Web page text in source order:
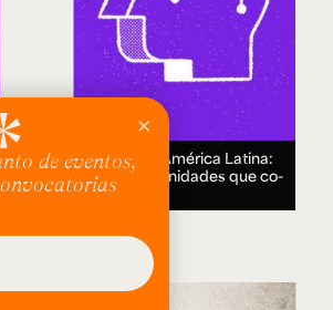
Digitales en América Latina:
abierto y comunidades que co-